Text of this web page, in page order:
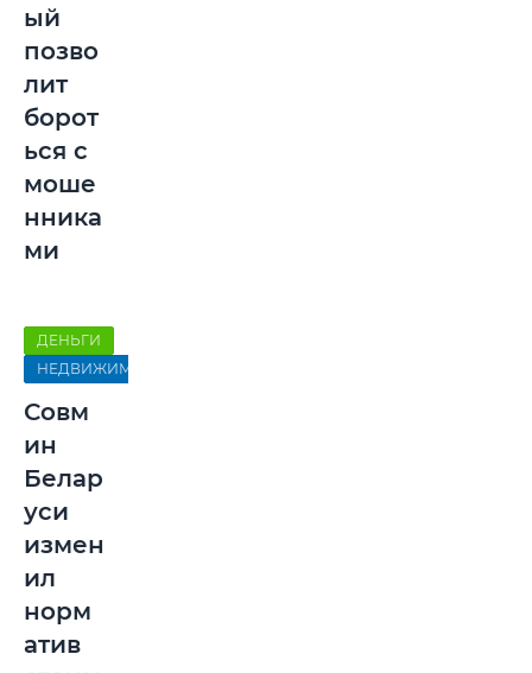
ый
позво
лит
борот
ься с
моше
нника
ми
ДЕНЬГИ
НЕДВИЖИМОСТЬ
Совм
ин
Белар
уси
измен
ил
норм
атив